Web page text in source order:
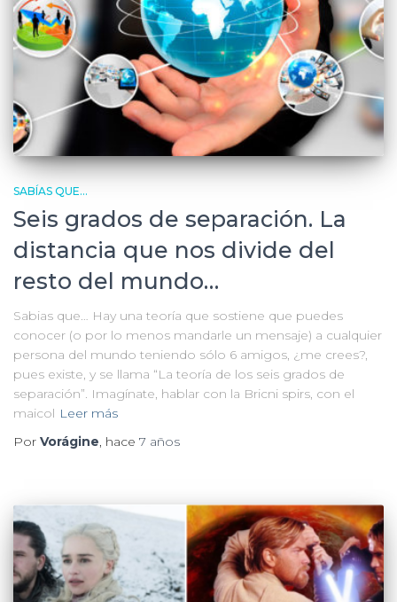
SABÍAS QUE...
Seis grados de separación. La
distancia que nos divide del
resto del mundo…
Sabias que… Hay una teoría que sostiene que puedes
conocer (o por lo menos mandarle un mensaje) a cualquier
persona del mundo teniendo sólo 6 amigos, ¿me crees?,
pues existe, y se llama “La teoría de los seis grados de
separación”. Imagínate, hablar con la Bricni spirs, con el
maicol Leer más
Por Vorágine, hace 7 años